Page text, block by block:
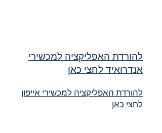
להורדת האפליקציה למכשירי
אנדרואיד לחצי כאן
להורדת האפליקציה למכשירי אייפון
לחצי כאן